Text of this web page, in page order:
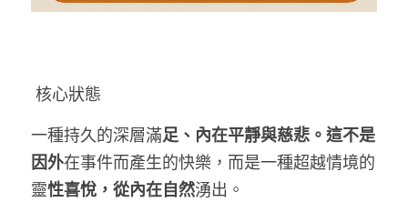
核心狀態
一種持久的深層滿足、內在平靜與慈悲。這不是
因外在事件而產生的快樂，而是一種超越情境的
靈性喜悅，從內在自然湧出。